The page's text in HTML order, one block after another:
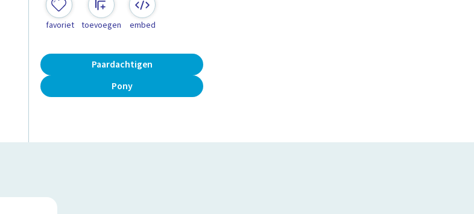
favoriet toevoegen embed
Paardachtigen
Pony